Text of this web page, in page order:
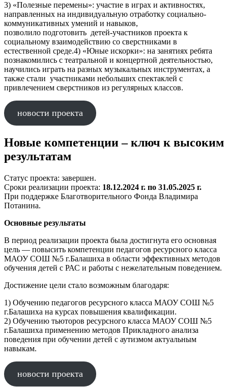
3) «Полезные перемены»: участие в играх и активностях,
направленных на индивидуальную отработку социально-
коммуникативных умений и навыков,
позволило подготовить детей-участников проекта к
социальному взаимодействию со сверстниками в
естественной среде.4) «Юные искорки»: на занятиях ребята
познакомились с театральной и концертной деятельностью,
научились играть на разных музыкальных инструментах, а
также стали участниками небольших спектаклей с
привлечением сверстников из регулярных классов.
новости проекта
Новые компетенции – ключ к высоким
результатам
Статус проекта: завершен.
Сроки реализации проекта: 18.12.2024 г. по 31.05.2025 г.
При поддержке Благотворительного Фонда Владимира
Потанина.
Основные результаты
В период реализации проекта была достигнута его основная
цель — повысить компетенции педагогов ресурсного класса
МАОУ СОШ №5 г.Балашиха в области эффективных методов
обучения детей с РАС и работы с нежелательным поведением.
Достижение цели стало возможным благодаря:
1) Обучению педагогов ресурсного класса МАОУ СОШ №5
г.Балашиха на курсах повышения квалификации.
2) Обучению тьюторов ресурсного класса МАОУ СОШ №5
г.Балашиха применению методов Прикладного анализа
поведения при обучении детей с аутизмом актуальным
навыкам.
новости проекта